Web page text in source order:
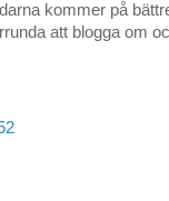
kommer på
att blogga om